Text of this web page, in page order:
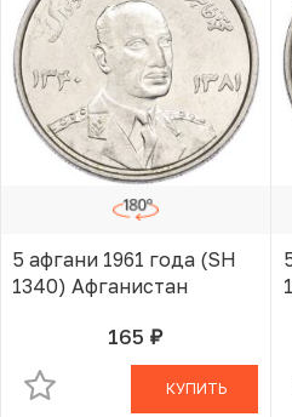
5 афгани 1961 года (SH
1340) Афганистан
165 руб.В КОРЗИНЕ
КУПИТЬ